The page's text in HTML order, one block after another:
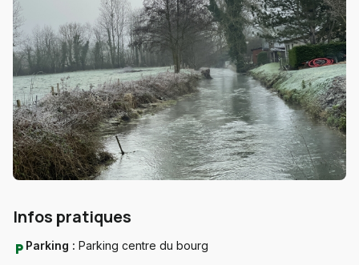
Infos pratiques
local_parking Parking : Parking centre du bourg